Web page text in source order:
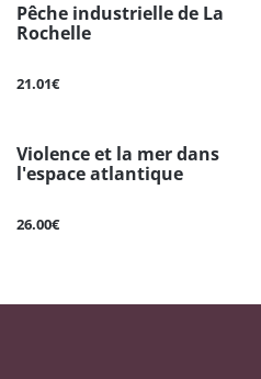
Pêche industrielle de La
Rochelle
21.01€
Violence et la mer dans
l'espace atlantique
26.00€